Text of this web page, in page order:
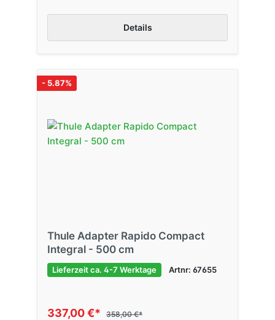
Details
- 5.87%
Thule Adapter Rapido Compact
Integral - 500 cm
Lieferzeit ca. 4-7 Werktage Artnr: 67655
337,00 €* 358,00 €*